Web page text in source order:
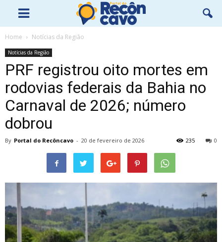
Home Notícias da Região
Notícias da Região
PRF registrou oito mortes em
rodovias federais da Bahia no
Carnaval de 2026; número
dobrou
By Portal do Recôncavo - 20 de fevereiro de 2026 0
235